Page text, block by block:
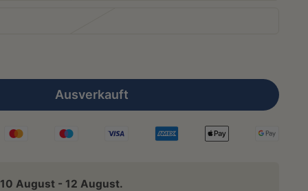
Ausverkauft
10 August - 12 August.